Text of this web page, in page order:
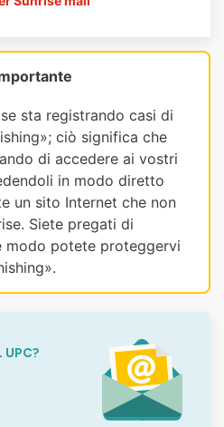
sta registrando casi di
ciò significa che
di accedere ai vostri
in modo diretto
un sito Internet che non
Siete pregati di
modo potete proteggervi
UPC?